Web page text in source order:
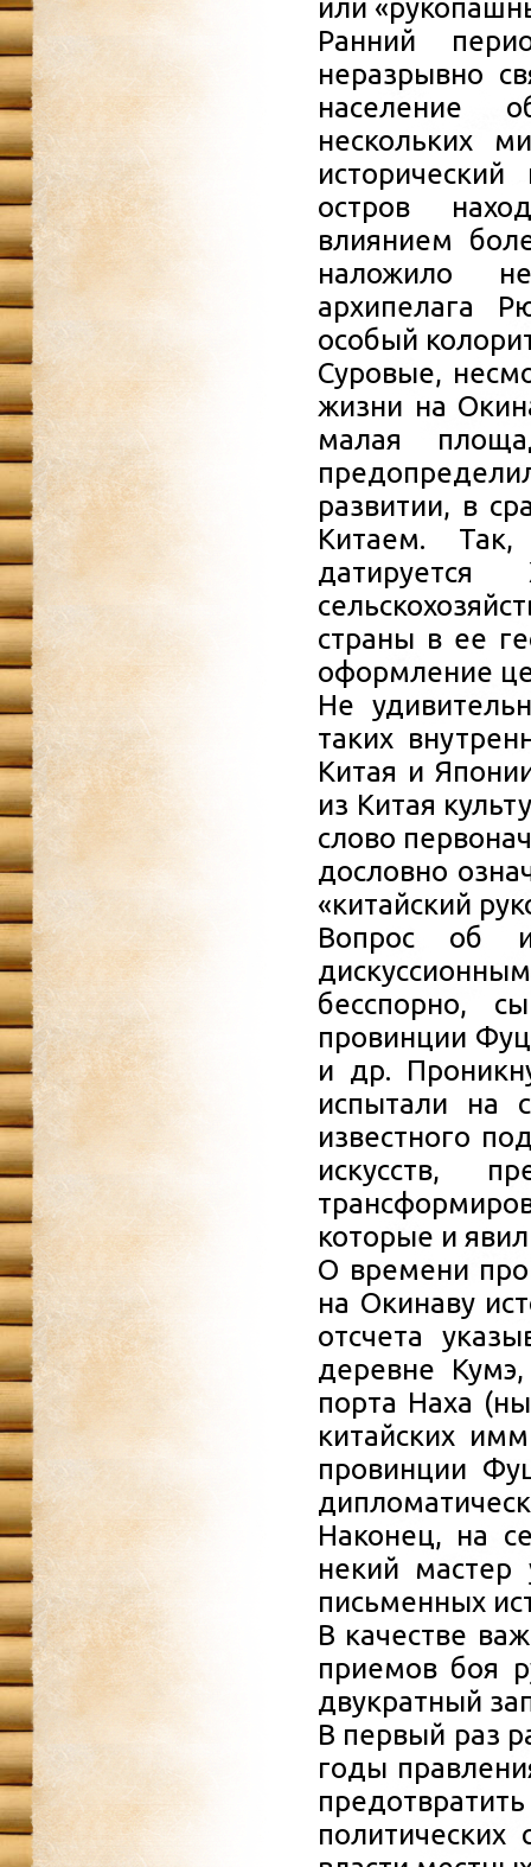
или
Ранний
неразрывно
население
нескольких
остров
влиянием
наложило
архипелага
особый
Суровые,
жизни на
малая
развитии, в
Китаем.
страны в ее
оформление
Не
таких
Китая и
из Китая
слово
дословно
«китайский
Вопрос об
бесспорно,
провинции
и др.
испытали на
известного
искусств,
которые и
О времени
на Окинаву
отсчета
деревне
порта Наха
китайских
провинции
Наконец, на
некий
письменных
В качестве
приемов боя
двукратный
В первый раз
годы